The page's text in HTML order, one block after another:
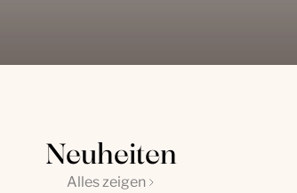
Neuheiten
Alles zeigen